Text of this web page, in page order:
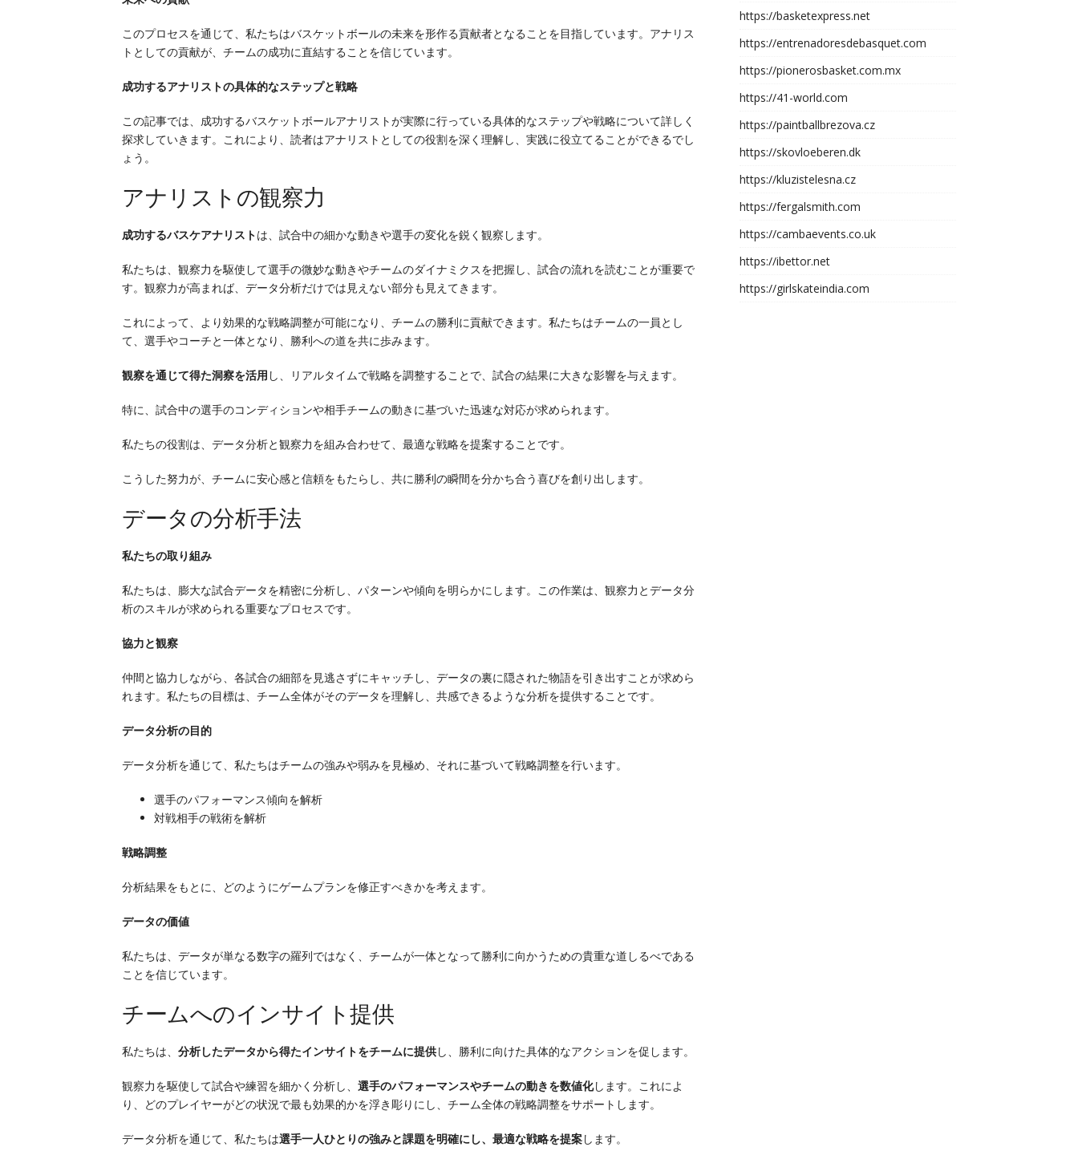
このプロセスを通じて、私たちはバスケットボールの未来を形作る貢献者となることを目指しています。アナリス
トとしての貢献が、チームの成功に直結することを信じています。
成功するアナリストの具体的なステップと戦略
この記事では、成功するバスケットボールアナリストが実際に行っている具体的なステップや戦略について詳しく
探求していきます。これにより、読者はアナリストとしての役割を深く理解し、実践に役立てることができるでし
ょう。
アナリストの観察力
成功するバスケアナリストは、試合中の細かな動きや選手の変化を鋭く観察します。
私たちは、観察力を駆使して選手の微妙な動きやチームのダイナミクスを把握し、試合の流れを読むことが重要で
す。観察力が高まれば、データ分析だけでは見えない部分も見えてきます。
これによって、より効果的な戦略調整が可能になり、チームの勝利に貢献できます。私たちはチームの一員とし
て、選手やコーチと一体となり、勝利への道を共に歩みます。
観察を通じて得た洞察を活用 し、リアルタイムで戦略を調整することで、試合の結果に大きな影響を与えます。
特に、試合中の選手のコンディションや相手チームの動きに基づいた迅速な対応が求められます。
私たちの役割は、データ分析と観察力を組み合わせて、最適な戦略を提案することです。
こうした努力が、チームに安心感と信頼をもたらし、共に勝利の瞬間を分かち合う喜びを創り出します。
データの分析手法
私たちの取り組み
私たちは、膨大な試合データを精密に分析し、パターンや傾向を明らかにします。この作業は、観察力とデータ分
析のスキルが求められる重要なプロセスです。
協力と観察
仲間と協力しながら、各試合の細部を見逃さずにキャッチし、データの裏に隠された物語を引き出すことが求めら
れます。私たちの目標は、チーム全体がそのデータを理解し、共感できるような分析を提供することです。
データ分析の目的
データ分析を通じて、私たちはチームの強みや弱みを見極め、それに基づいて戦略調整を行います。
選手のパフォーマンス傾向を解析
対戦相手の戦術を解析
戦略調整
分析結果をもとに、どのようにゲームプランを修正すべきかを考えます。
データの価値
私たちは、データが単なる数字の羅列ではなく、チームが一体となって勝利に向かうための貴重な道しるべである
ことを信じています。
チームへのインサイト提供
私たちは、 分析したデータから得たインサイトをチームに提供し、勝利に向けた具体的なアクションを促します。
観察力を駆使して試合や練習を細かく分析し、 選手のパフォーマンスやチームの動きを数値化します。これによ
り、どのプレイヤーがどの状況で最も効果的かを浮き彫りにし、チーム全体の戦略調整をサポートします。
データ分析を通じて、私たちは選手一人ひとりの強みと課題を明確にし、最適な戦略を提案します。
https://basketexpress.net
https://entrenadoresdebasquet.com
https://pionerosbasket.com.mx
https://41-world.com
https://paintballbrezova.cz
https://skovloeberen.dk
https://kluzistelesna.cz
https://fergalsmith.com
https://cambaevents.co.uk
https://ibettor.net
https://girlskateindia.com